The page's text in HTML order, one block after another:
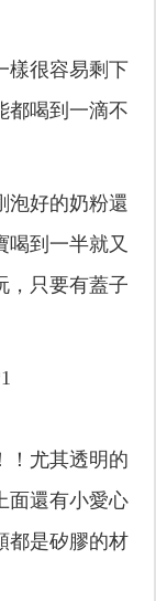
樣很容易剩下
都喝到一滴不
泡好的奶粉還
喝到一半就又
，只要有蓋子
！尤其透明的
面還有小愛心
都是矽膠的材